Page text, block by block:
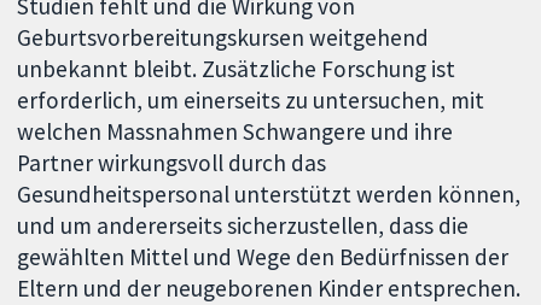
Studien fehlt und die Wirkung von
Geburtsvorbereitungskursen weitgehend
unbekannt bleibt. Zusätzliche Forschung ist
erforderlich, um einerseits zu untersuchen, mit
welchen Massnahmen Schwangere und ihre
Partner wirkungsvoll durch das
Gesundheitspersonal unterstützt werden können,
und um andererseits sicherzustellen, dass die
gewählten Mittel und Wege den Bedürfnissen der
Eltern und der neugeborenen Kinder entsprechen.